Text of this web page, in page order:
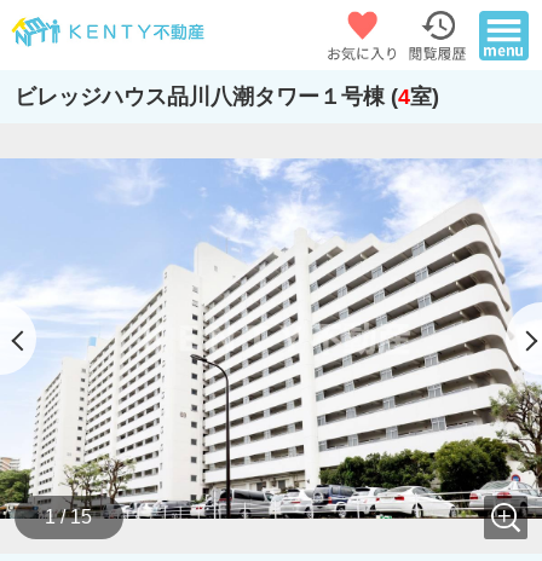
ビレッジハウス品川八潮タワー１号棟 (4室)
1 / 15